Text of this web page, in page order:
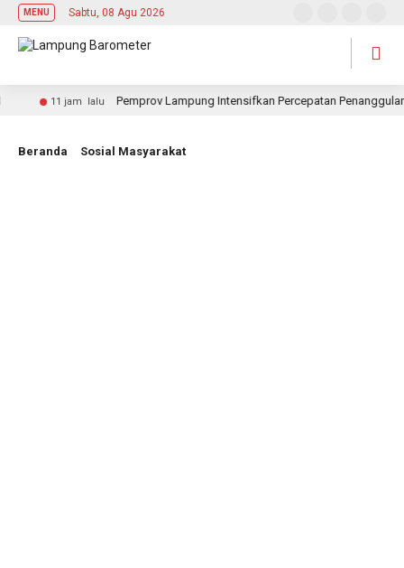
MENU Sabtu, 08 Agu 2026
11 jam lalu Pemprov Lampung Intensifkan Percepatan
Beranda Sosial Masyarakat